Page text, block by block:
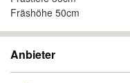
Fräshöhe 50cm
Anbieter